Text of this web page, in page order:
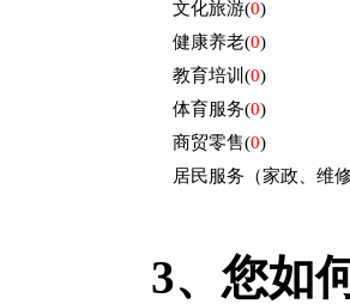
文化旅游(0)
健康养老(0)
教育培训 (0)
体育服务(0)
商贸零售(0)
居民服务（家政、维修
3、 您如